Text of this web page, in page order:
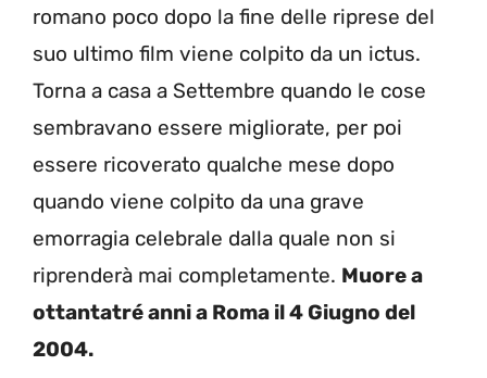
romano poco dopo la fine delle riprese del
suo ultimo film viene colpito da un ictus.
Torna a casa a Settembre quando le cose
sembravano essere migliorate, per poi
essere ricoverato qualche mese dopo
quando viene colpito da una grave
emorragia celebrale dalla quale non si
riprenderà mai completamente. Muore a
ottantatré anni a Roma il 4 Giugno del
2004.